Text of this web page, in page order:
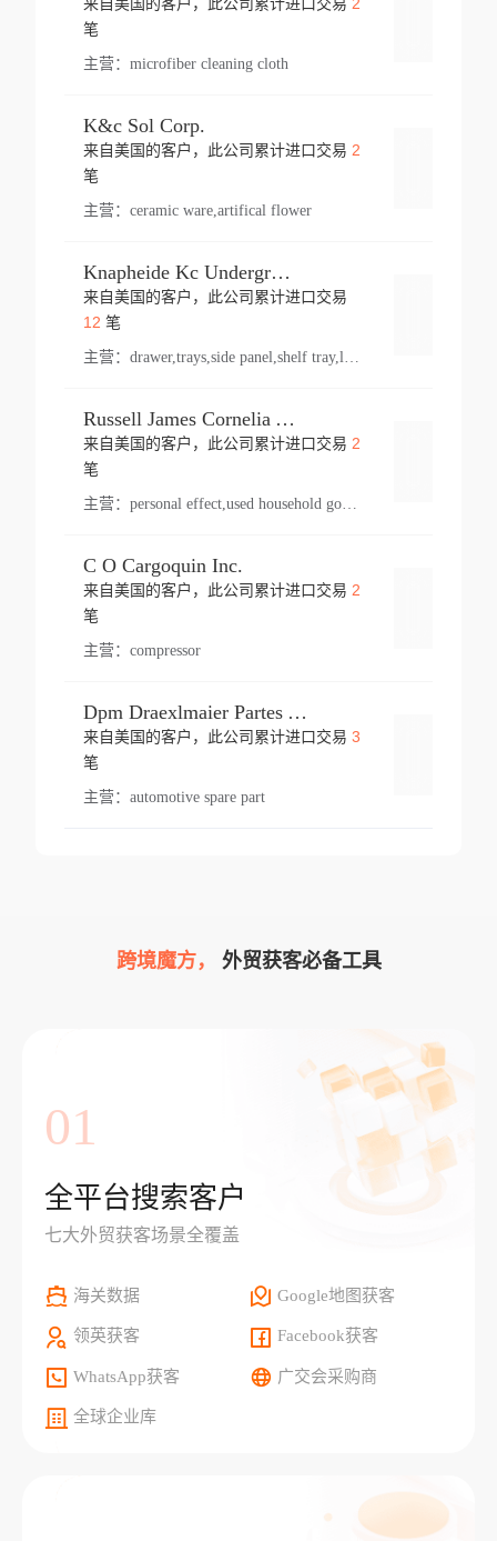
来自美国的客户，此公司累计进口交易
笔
主营： microfiber cleaning cloth
K&c Sol Corp.
来自美国的客户，此公司累计进口交易 2
笔
主营： ceramic ware,artifical flower
Knapheide Kc Underground
来自美国的客户，此公司累计进口交易
12 笔
主营：
Russell James Cornelia Arlington Va
来自美国的客户，此公司累计进口交易 2
笔
主营： personal effect,used household goods
C O Cargoquin Inc.
来自美国的客户，此公司累计进口交易 2
笔
主营： compressor
Dpm Draexlmaier Partes Automotrices Corr Ind Huejotzingo
来自美国的客户，此公司累计进口交易 3
笔
主营： automotive spare part
跨境魔方， 外贸获客必备工具
01
全平台搜索客户
七大外贸获客场景全覆盖
海关数据 Google地图获客
领英获客 Facebook获客
WhatsApp获客 广交会采购商
全球企业库